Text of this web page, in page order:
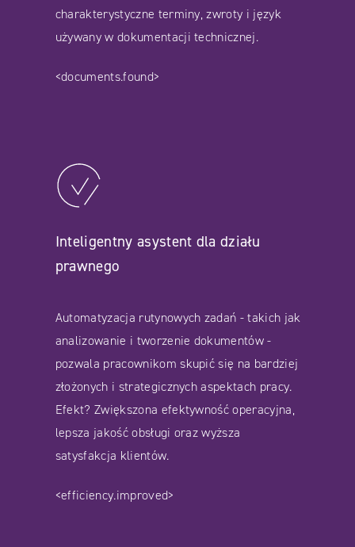
charakterystyczne terminy, zwroty i język
używany w dokumentacji technicznej.
<documents.found>
Inteligentny asystent dla działu
prawnego
Automatyzacja rutynowych zadań - takich jak
analizowanie i tworzenie dokumentów -
pozwala pracownikom skupić się na bardziej
złożonych i strategicznych aspektach pracy.
Efekt? Zwiększona efektywność operacyjna,
lepsza jakość obsługi oraz wyższa
satysfakcja klientów.
<efficiency.improved>